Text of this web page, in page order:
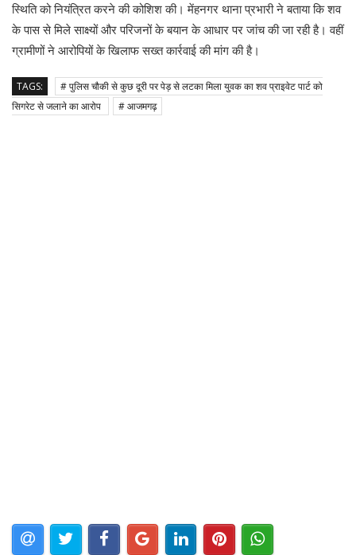
स्थिति को नियंत्रित करने की कोशिश की। मेंहनगर थाना प्रभारी ने बताया कि शव
के पास से मिले साक्ष्यों और परिजनों के बयान के आधार पर जांच की जा रही है। वहीं
ग्रामीणों ने आरोपियों के खिलाफ सख्त कार्रवाई की मांग की है।
TAGS:
# पुलिस चौकी से कुछ दूरी पर पेड़ से लटका मिला युवक का शव प्राइवेट पार्ट को
सिगरेट से जलाने का आरोप
# आजमगढ़